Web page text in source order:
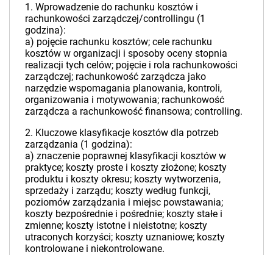
1. Wprowadzenie do rachunku kosztów i
rachunkowości zarządczej/controllingu (1
godzina):
a) pojęcie rachunku kosztów; cele rachunku
kosztów w organizacji i sposoby oceny stopnia
realizacji tych celów; pojęcie i rola rachunkowości
zarządczej; rachunkowość zarządcza jako
narzędzie wspomagania planowania, kontroli,
organizowania i motywowania; rachunkowość
zarządcza a rachunkowość finansowa; controlling.
2. Kluczowe klasyfikacje kosztów dla potrzeb
zarządzania (1 godzina):
a) znaczenie poprawnej klasyfikacji kosztów w
praktyce; koszty proste i koszty złożone; koszty
produktu i koszty okresu; koszty wytworzenia,
sprzedaży i zarządu; koszty według funkcji,
poziomów zarządzania i miejsc powstawania;
koszty bezpośrednie i pośrednie; koszty stałe i
zmienne; koszty istotne i nieistotne; koszty
utraconych korzyści; koszty uznaniowe; koszty
kontrolowane i niekontrolowane.